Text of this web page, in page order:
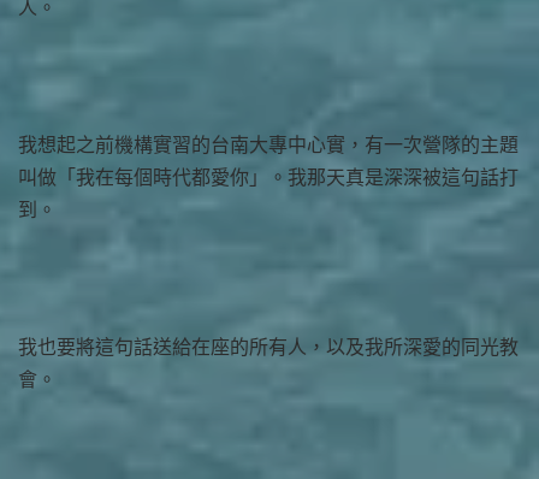
人。
我想起之前機構實習的台南大專中心實，有一次營隊的主題
叫做「我在每個時代都愛你」。我那天真是深深被這句話打
到。
我也要將這句話送給在座的所有人，以及我所深愛的同光教
會。